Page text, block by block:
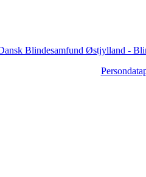
Blindesamfund Østjylland -